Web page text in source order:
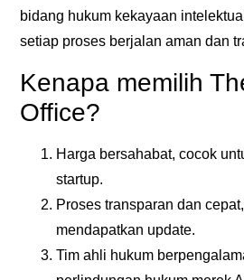
bidang hukum kekayaan
setiap proses berjalan aman dan
Kenapa memilih
Office?
Harga bersahabat, cocok
startup.
Proses transparan dan cepat
mendapatkan update.
Tim ahli hukum